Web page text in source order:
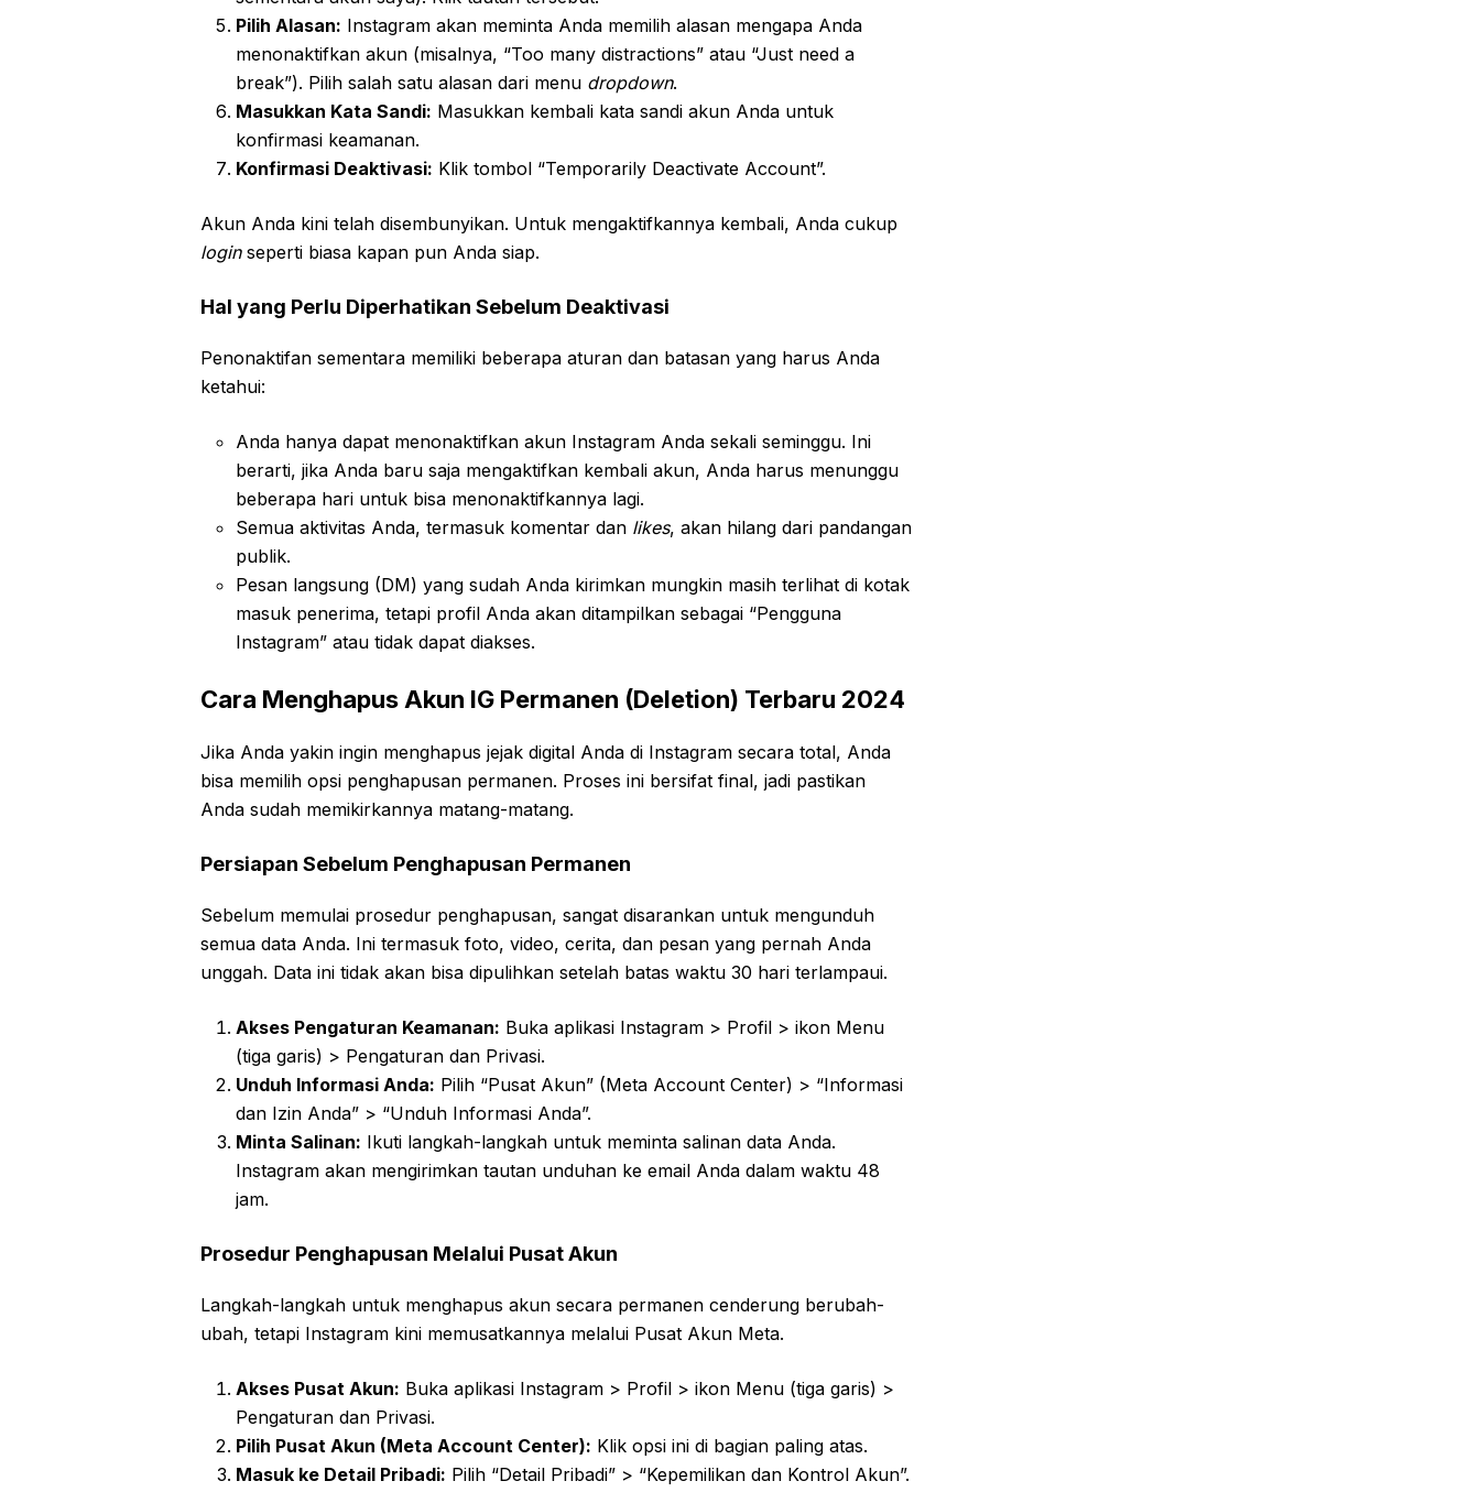
Pilih Alasan: Instagram akan meminta Anda memilih alasan mengapa Anda
menonaktifkan akun (misalnya, “Too many distractions” atau “Just need a
break”). Pilih salah satu alasan dari menu dropdown.
Masukkan Kata Sandi: Masukkan kembali kata sandi akun Anda untuk
konfirmasi keamanan.
Konfirmasi Deaktivasi: Klik tombol “Temporarily Deactivate Account”.
Akun Anda kini telah disembunyikan. Untuk mengaktifkannya kembali, Anda cukup
loginseperti biasa kapan pun Anda siap.
Hal yang Perlu Diperhatikan Sebelum Deaktivasi
Penonaktifan sementara memiliki beberapa aturan dan batasan yang harus Anda
ketahui:
Anda hanya dapat menonaktifkan akun Instagram Anda sekali seminggu. Ini
berarti, jika Anda baru saja mengaktifkan kembali akun, Anda harus menunggu
beberapa hari untuk bisa menonaktifkannya lagi.
Semua aktivitas Anda, termasuk komentar dan likes, akan hilang dari pandangan
publik.
Pesan langsung (DM) yang sudah Anda kirimkan mungkin masih terlihat di kotak
masuk penerima, tetapi profil Anda akan ditampilkan sebagai “Pengguna
Instagram” atau tidak dapat diakses.
Cara Menghapus Akun IG Permanen (Deletion) Terbaru 2024
Jika Anda yakin ingin menghapus jejak digital Anda di Instagram secara total, Anda
bisa memilih opsi penghapusan permanen. Proses ini bersifat final, jadi pastikan
Anda sudah memikirkannya matang-matang.
Persiapan Sebelum Penghapusan Permanen
Sebelum memulai prosedur penghapusan, sangat disarankan untuk mengunduh
semua data Anda. Ini termasuk foto, video, cerita, dan pesan yang pernah Anda
unggah. Data ini tidak akan bisa dipulihkan setelah batas waktu 30 hari terlampaui.
Akses Pengaturan Keamanan: Buka aplikasi Instagram > Profil > ikon Menu
(tiga garis) > Pengaturan dan Privasi.
Unduh Informasi Anda: Pilih “Pusat Akun” (Meta Account Center) > “Informasi
dan Izin Anda” > “Unduh Informasi Anda”.
Minta Salinan: Ikuti langkah-langkah untuk meminta salinan data Anda.
Instagram akan mengirimkan tautan unduhan ke email Anda dalam waktu 48
jam.
Prosedur Penghapusan Melalui Pusat Akun
Langkah-langkah untuk menghapus akun secara permanen cenderung berubah-
ubah, tetapi Instagram kini memusatkannya melalui Pusat Akun Meta.
Akses Pusat Akun: Buka aplikasi Instagram > Profil > ikon Menu (tiga garis) >
Pengaturan dan Privasi.
Pilih Pusat Akun (Meta Account Center): Klik opsi ini di bagian paling atas.
Masuk ke Detail Pribadi: Pilih “Detail Pribadi” > “Kepemilikan dan Kontrol Akun”.